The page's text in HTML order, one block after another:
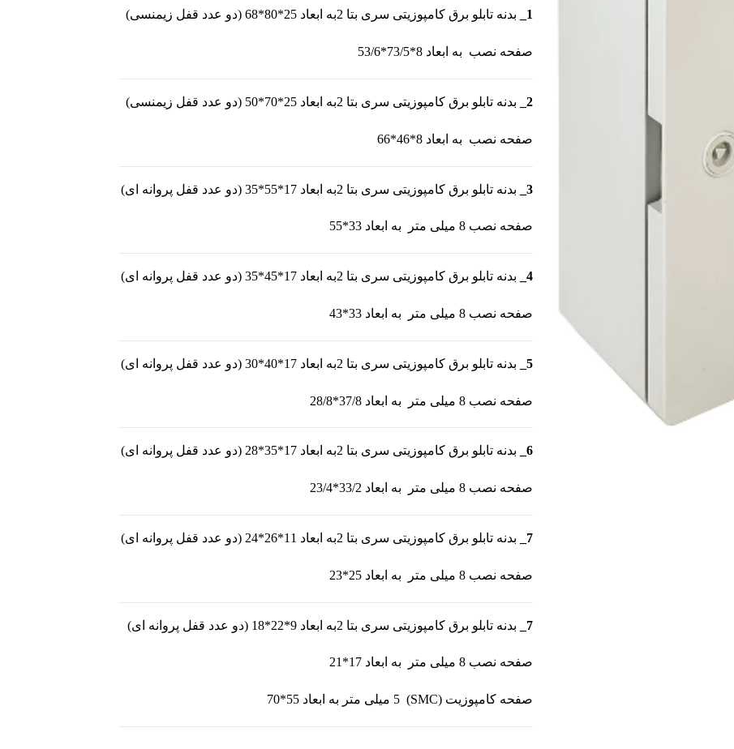
1_ بدنه تابلو برق کامپوزیتی سری بتا 2به ابعاد 25*80*68 (دو عدد قفل زیمنسی)
صفحه نصب به ابعاد 8*73/5*53/6
2_ بدنه تابلو برق کامپوزیتی سری بتا 2به ابعاد 25*70*50 (دو عدد قفل زیمنسی)
صفحه نصب به ابعاد 8*46*66
3_ بدنه تابلو برق کامپوزیتی سری بتا 2به ابعاد 17*55*35 (دو عدد قفل پروانه ای)
صفحه نصب 8 میلی متر به ابعاد 33*55
4_ بدنه تابلو برق کامپوزیتی سری بتا 2به ابعاد 17*45*35 (دو عدد قفل پروانه ای)
صفحه نصب 8 میلی متر به ابعاد 33*43
5_ بدنه تابلو برق کامپوزیتی سری بتا 2به ابعاد 17*40*30 (دو عدد قفل پروانه ای)
صفحه نصب 8 میلی متر به ابعاد 37/8*28/8
6_ بدنه تابلو برق کامپوزیتی سری بتا 2به ابعاد 17*35*28 (دو عدد قفل پروانه ای)
صفحه نصب 8 میلی متر به ابعاد 33/2*23/4
7_ بدنه تابلو برق کامپوزیتی سری بتا 2به ابعاد 11*26*24 (دو عدد قفل پروانه ای)
صفحه نصب 8 میلی متر به ابعاد 25*23
7_ بدنه تابلو برق کامپوزیتی سری بتا 2به ابعاد 9*22*18 (دو عدد قفل پروانه ای)
صفحه نصب 8 میلی متر به ابعاد 17*21
صفحه کامپوزیت (SMC) 5 میلی متر به ابعاد 55*70